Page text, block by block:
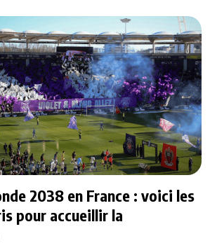
2038 en France : voici les
pour accueillir la